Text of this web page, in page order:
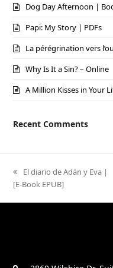
Dog Day Afternoon |
Papi: My Story | PDFs
La pérégrination vers
Why Is It a Sin? – Online
A Million Kisses in Your
Recent Comments
previous
post:
El diario de Adán y Eva |
[E-Book EPUB]